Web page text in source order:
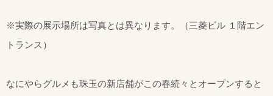
※実際の展示場所は写真とは異なります。（三菱ビル １階エン
トランス）
なにやらグルメも珠玉の新店舗がこの春続々とオープンすると